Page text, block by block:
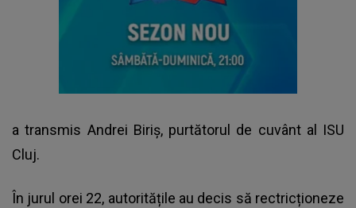
a transmis Andrei Biriș, purtătorul de cuvânt al ISU
Cluj.
În jurul orei 22, autoritățile au decis să rectricționeze